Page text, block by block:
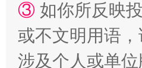
③ 如你所反映
或不文明用语
涉及个人或单